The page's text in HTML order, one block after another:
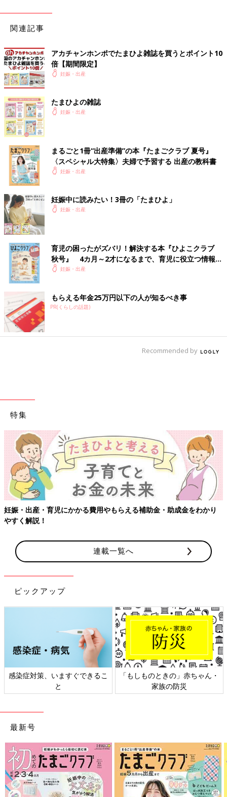
関連記事
アカチャンホンポでたまひよ雑誌を買うとポイント10
倍【期間限定】
妊娠・出産
たまひよの雑誌
妊娠・出産
まるごと1冊“出産準備”の本『たまごクラブ 夏号』
〈スペシャル大特集〉夫婦で予習する 出産の教科書
妊娠・出産
妊娠中に読みたい！3冊の「たまひよ」
妊娠・出産
育児の困ったがズバリ！解決する本『ひよこクラブ
秋号』 4カ月～2才になるまで、育児に役立つ情報が
いっぱい！
妊娠・出産
もらえる年金25万円以下の人が知るべき事
PR(くらしの話題)
Recommended by
特集
妊娠・出産・育児にかかる費用やもらえる補助金・助成金をわかり
やすく解説！
連載一覧へ
ピックアップ
感染症対策、いますぐできるこ
と
「もしものときの」赤ちゃん・
家族の防災
最新号